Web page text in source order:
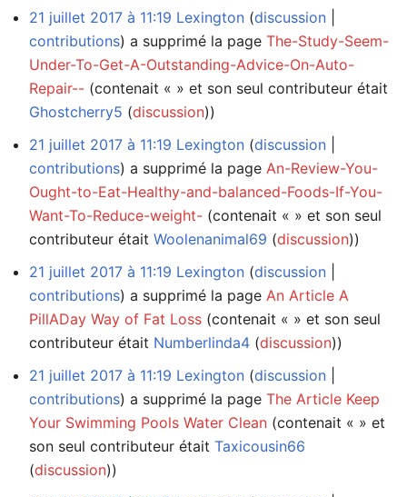
21 juillet 2017 à 11:19 Lexington discussion
contributions a supprimé la page The-Study-Seem-
Under-To-Get-A-Outstanding-Advice-On-Auto-
Repair-- (contenait « » et son seul contributeur était
Ghostcherry5 (discussion))
21 juillet 2017 à 11:19 Lexington discussion
contributions a supprimé la page An-Review-You-
Ought-to-Eat-Healthy-and-balanced-Foods-If-You-
Want-To-Reduce-weight- (contenait « » et son seul
contributeur était Woolenanimal69 (discussion))
21 juillet 2017 à 11:19 Lexington discussion
contributions a supprimé la page An Article A
PillADay Way of Fat Loss (contenait « » et son seul
contributeur était Numberlinda4 (discussion))
21 juillet 2017 à 11:19 Lexington discussion
contributions a supprimé la page The Article Keep
Your Swimming Pools Water Clean (contenait « » et
son seul contributeur était Taxicousin66
(discussion))